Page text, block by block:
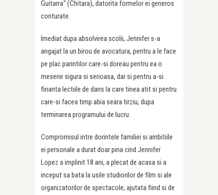
Guitarra“ (Chitara), datorita formelor ei generos
conturate.
Imediat dupa absolvirea scolii, Jennifer s-a
angajat la un birou de avocatura, pentru a le face
pe plac parintilor care-si doreau pentru ea o
meserie sigura si serioasa, dar si pentru a-si
finanta lectiile de dans la care tinea atit si pentru
care-si facea timp abia seara tirziu, dupa
terminarea programului de lucru.
Compromisul intre dorintele familiei si ambitiile
ei personale a durat doar pina cind Jennifer
Lopez a implinit 18 ani, a plecat de acasa si a
inceput sa bata la usile studiorilor de film si ale
organizatorilor de spectacole, ajutata fiind si de